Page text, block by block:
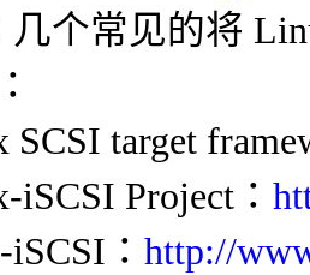
几个常见的将
SCSI target
iSCSI Project：
iSCSI： http://